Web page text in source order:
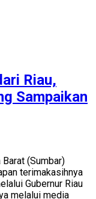
Riau,
Sampaikan
Barat (Sumbar)
terimakasihnya
Gubernur Riau
melalui media